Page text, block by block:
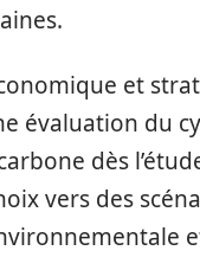
et
évaluation du
dès
vers des